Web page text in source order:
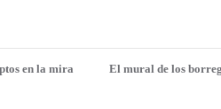
en la mira El mural de los